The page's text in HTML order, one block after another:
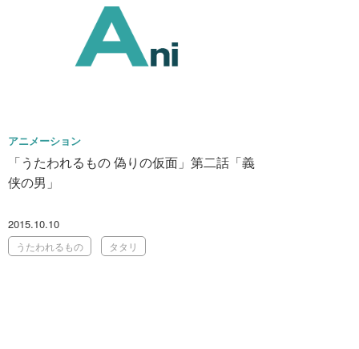
アニメーション
「うたわれるもの 偽りの仮面」第二話「義
侠の男」
2015.10.10
うたわれるもの タタリ